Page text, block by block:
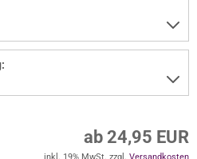
ab 24,95 EUR